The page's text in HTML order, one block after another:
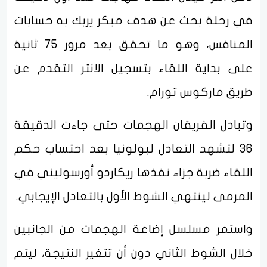
في رحلة بحث عن هدف مبكر يربك به حسابات
المنافس، وهو ما تحقق بعد مرور 75 ثانية
على بداية اللقاء بتسجيل الانتر التقدم عن
طريق ماركوس تورام.
وتبادل الفريقان الهجمات حتى جاءت الدقيقة
36 لتشهد التعادل لبولونيا بعد احتساب حكم
اللقاء ضربة جزاء نفذها ريكاردو أورسوليني في
المرمى لينتهي الشوط الأول بالتعادل الإيجابي.
واستمر مسلسل إضاعة الهجمات من الجانبين
خلال الشوط الثاني دون أن تتغير النتيجة، ليتم